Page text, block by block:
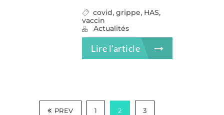
covid, grippe, HAS,
vaccin
Actualités
Lire l'article
PREV 1 2 3